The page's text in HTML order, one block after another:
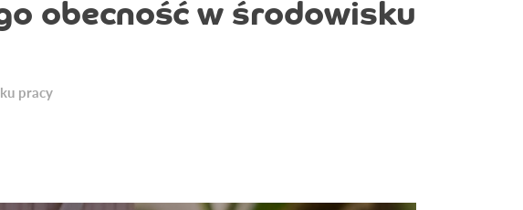
obecność w środowisku
pracy